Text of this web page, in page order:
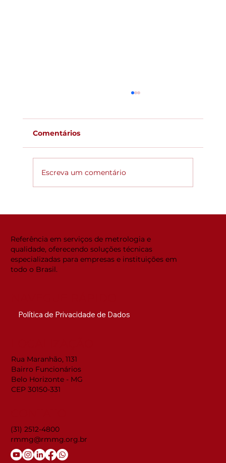
Comentários
Escreva um comentário
Referência em serviços de metrologia e
qualidade, oferecendo soluções técnicas
especializadas para empresas e instituições em
todo o Brasil.
Política de Privacidade de Dados
Rua Maranhão, 1131
Bairro Funcionários
Belo Horizonte - MG
CEP 30150-331
(31) 2512-4800
rmmg@rmmg.org.br